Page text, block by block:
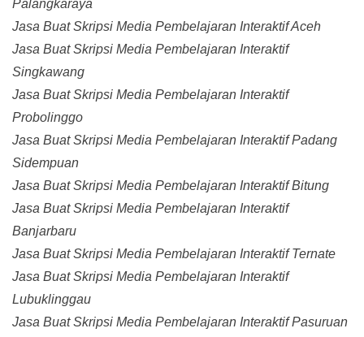
Palangkaraya
Jasa Buat Skripsi Media Pembelajaran Interaktif Aceh
Jasa Buat Skripsi Media Pembelajaran Interaktif
Singkawang
Jasa Buat Skripsi Media Pembelajaran Interaktif
Probolinggo
Jasa Buat Skripsi Media Pembelajaran Interaktif Padang
Sidempuan
Jasa Buat Skripsi Media Pembelajaran Interaktif Bitung
Jasa Buat Skripsi Media Pembelajaran Interaktif
Banjarbaru
Jasa Buat Skripsi Media Pembelajaran Interaktif Ternate
Jasa Buat Skripsi Media Pembelajaran Interaktif
Lubuklinggau
Jasa Buat Skripsi Media Pembelajaran Interaktif Pasuruan